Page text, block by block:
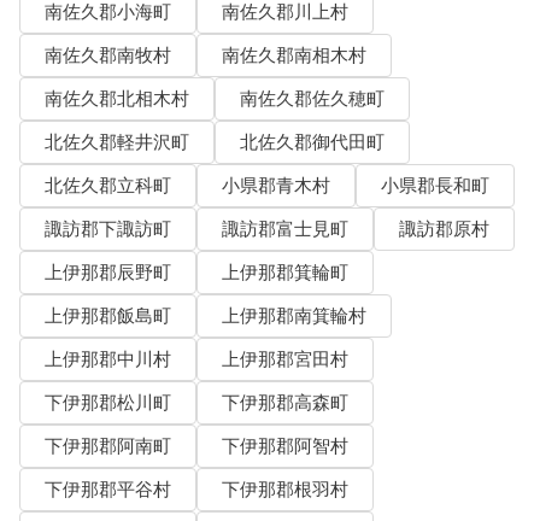
南佐久郡小海町
南佐久郡川上村
南佐久郡南牧村
南佐久郡南相木村
南佐久郡北相木村
南佐久郡佐久穂町
北佐久郡軽井沢町
北佐久郡御代田町
北佐久郡立科町
小県郡青木村
小県郡長和町
諏訪郡下諏訪町
諏訪郡富士見町
諏訪郡原村
上伊那郡辰野町
上伊那郡箕輪町
上伊那郡飯島町
上伊那郡南箕輪村
上伊那郡中川村
上伊那郡宮田村
下伊那郡松川町
下伊那郡高森町
下伊那郡阿南町
下伊那郡阿智村
下伊那郡平谷村
下伊那郡根羽村